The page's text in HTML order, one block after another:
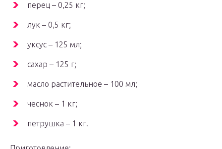
перец – 0,25 кг;
лук – 0,5 кг;
уксус – 125 мл;
сахар – 125 г;
масло растительное – 100 мл;
чеснок – 1 кг;
петрушка – 1 кг.